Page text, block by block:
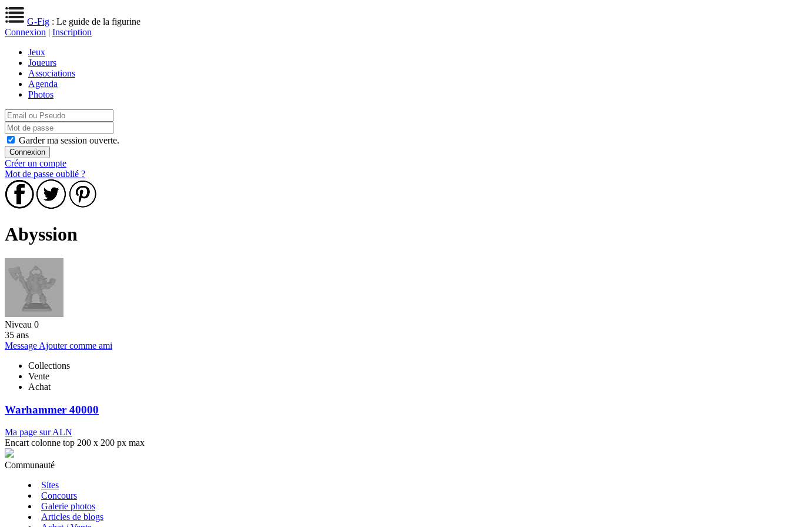
G-Fig : Le guide de la figurine
Connexion | Inscription
Jeux
Joueurs
Associations
Agenda
Photos
Garder ma session ouverte.
Créer un compte
Mot de passe oublié ?
Abyssion
Niveau 0
35 ans
Message Ajouter comme ami
Collections
Vente
Achat
Warhammer 40000
Ma page sur ALN
Encart colonne top 200 x 200 px max
Communauté
Sites
Concours
Galerie photos
Articles de blogs